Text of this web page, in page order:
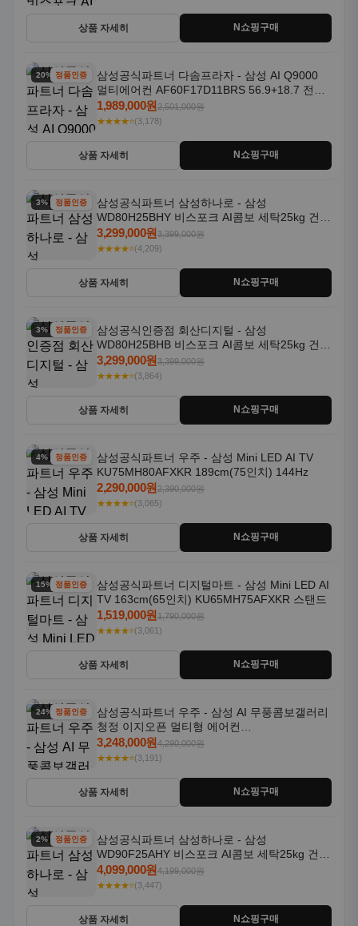
상품 자세히 N쇼핑구매
20% 할인정품인증
삼성공식파트너 다솜프라자 - 삼성 AI Q9000
멀티에어컨 AF60F17D11BRS 56.9+18.7 전국
기본설치포함
1,989,000원2,501,000원
★★★★⭐(3,178)
상품 자세히 N쇼핑구매
3% 할인정품인증
삼성공식파트너 삼성하나로 - 삼성
WD80H25BHY 비스포크 AI콤보 세탁25kg 건조
18kg 26년형 일체형 1등급
3,299,000원3,399,000원
★★★★⭐(4,209)
상품 자세히 N쇼핑구매
3% 할인정품인증
삼성공식인증점 회산디지털 - 삼성
WD80H25BHB 비스포크 AI콤보 세탁25kg 건조
18kg 26년형 일체형 1등급
3,299,000원3,399,000원
★★★★⭐(3,864)
상품 자세히 N쇼핑구매
4% 할인정품인증
삼성공식파트너 우주 - 삼성 Mini LED AI TV
KU75MH80AFXKR 189cm(75인치) 144Hz
2,290,000원2,390,000원
★★★★⭐(3,065)
상품 자세히 N쇼핑구매
15% 할인정품인증
삼성공식파트너 디지털마트 - 삼성 Mini LED AI
TV 163cm(65인치) KU65MH75AFXKR 스탠드
1,519,000원1,790,000원
★★★★⭐(3,061)
상품 자세히 N쇼핑구매
24% 할인정품인증
삼성공식파트너 우주 - 삼성 AI 무풍콤보갤러리
청정 이지오픈 멀티형 에어컨
AF80F17D22WRS 기본설치포함
3,248,000원4,290,000원
★★★★⭐(3,191)
상품 자세히 N쇼핑구매
2% 할인정품인증
삼성공식파트너 삼성하나로 - 삼성
WD90F25AHY 비스포크 AI콤보 세탁25kg 건조
18kg 자동문열림 1등급
4,099,000원4,199,000원
★★★★⭐(3,447)
상품 자세히 N쇼핑구매